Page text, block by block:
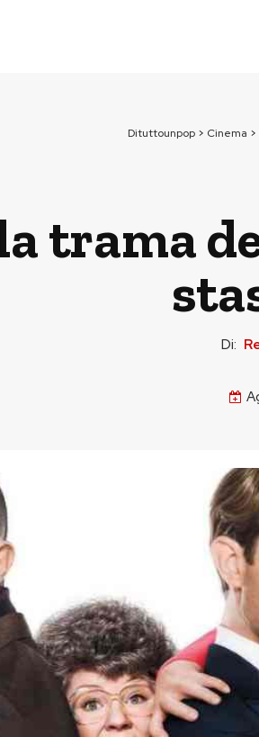
Dituttounpop > Cinema >
trama
Di: